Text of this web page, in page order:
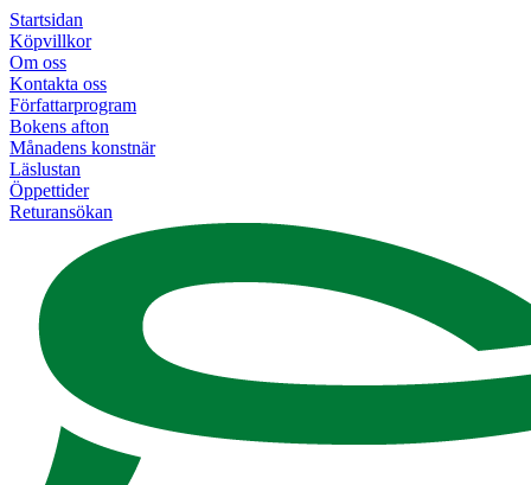
Startsidan
Köpvillkor
Om oss
Kontakta oss
Författarprogram
Bokens afton
Månadens konstnär
Läslustan
Öppettider
Returansökan